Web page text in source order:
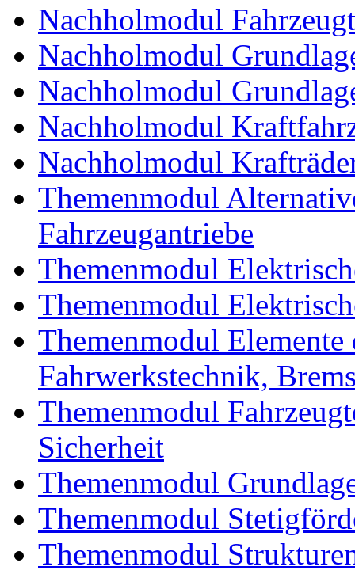
Nachholmodul
Nachholmodul
Nachholmodul
Nachholmodul
Nachholmodul
Themenmodul
Fahrzeugantriebe
Themenmodul
Themenmodul
Themenmodul Elemente
Fahrwerkstechnik,
Themenmodul
Sicherheit
Themenmodul
Themenmodul
Themenmodul